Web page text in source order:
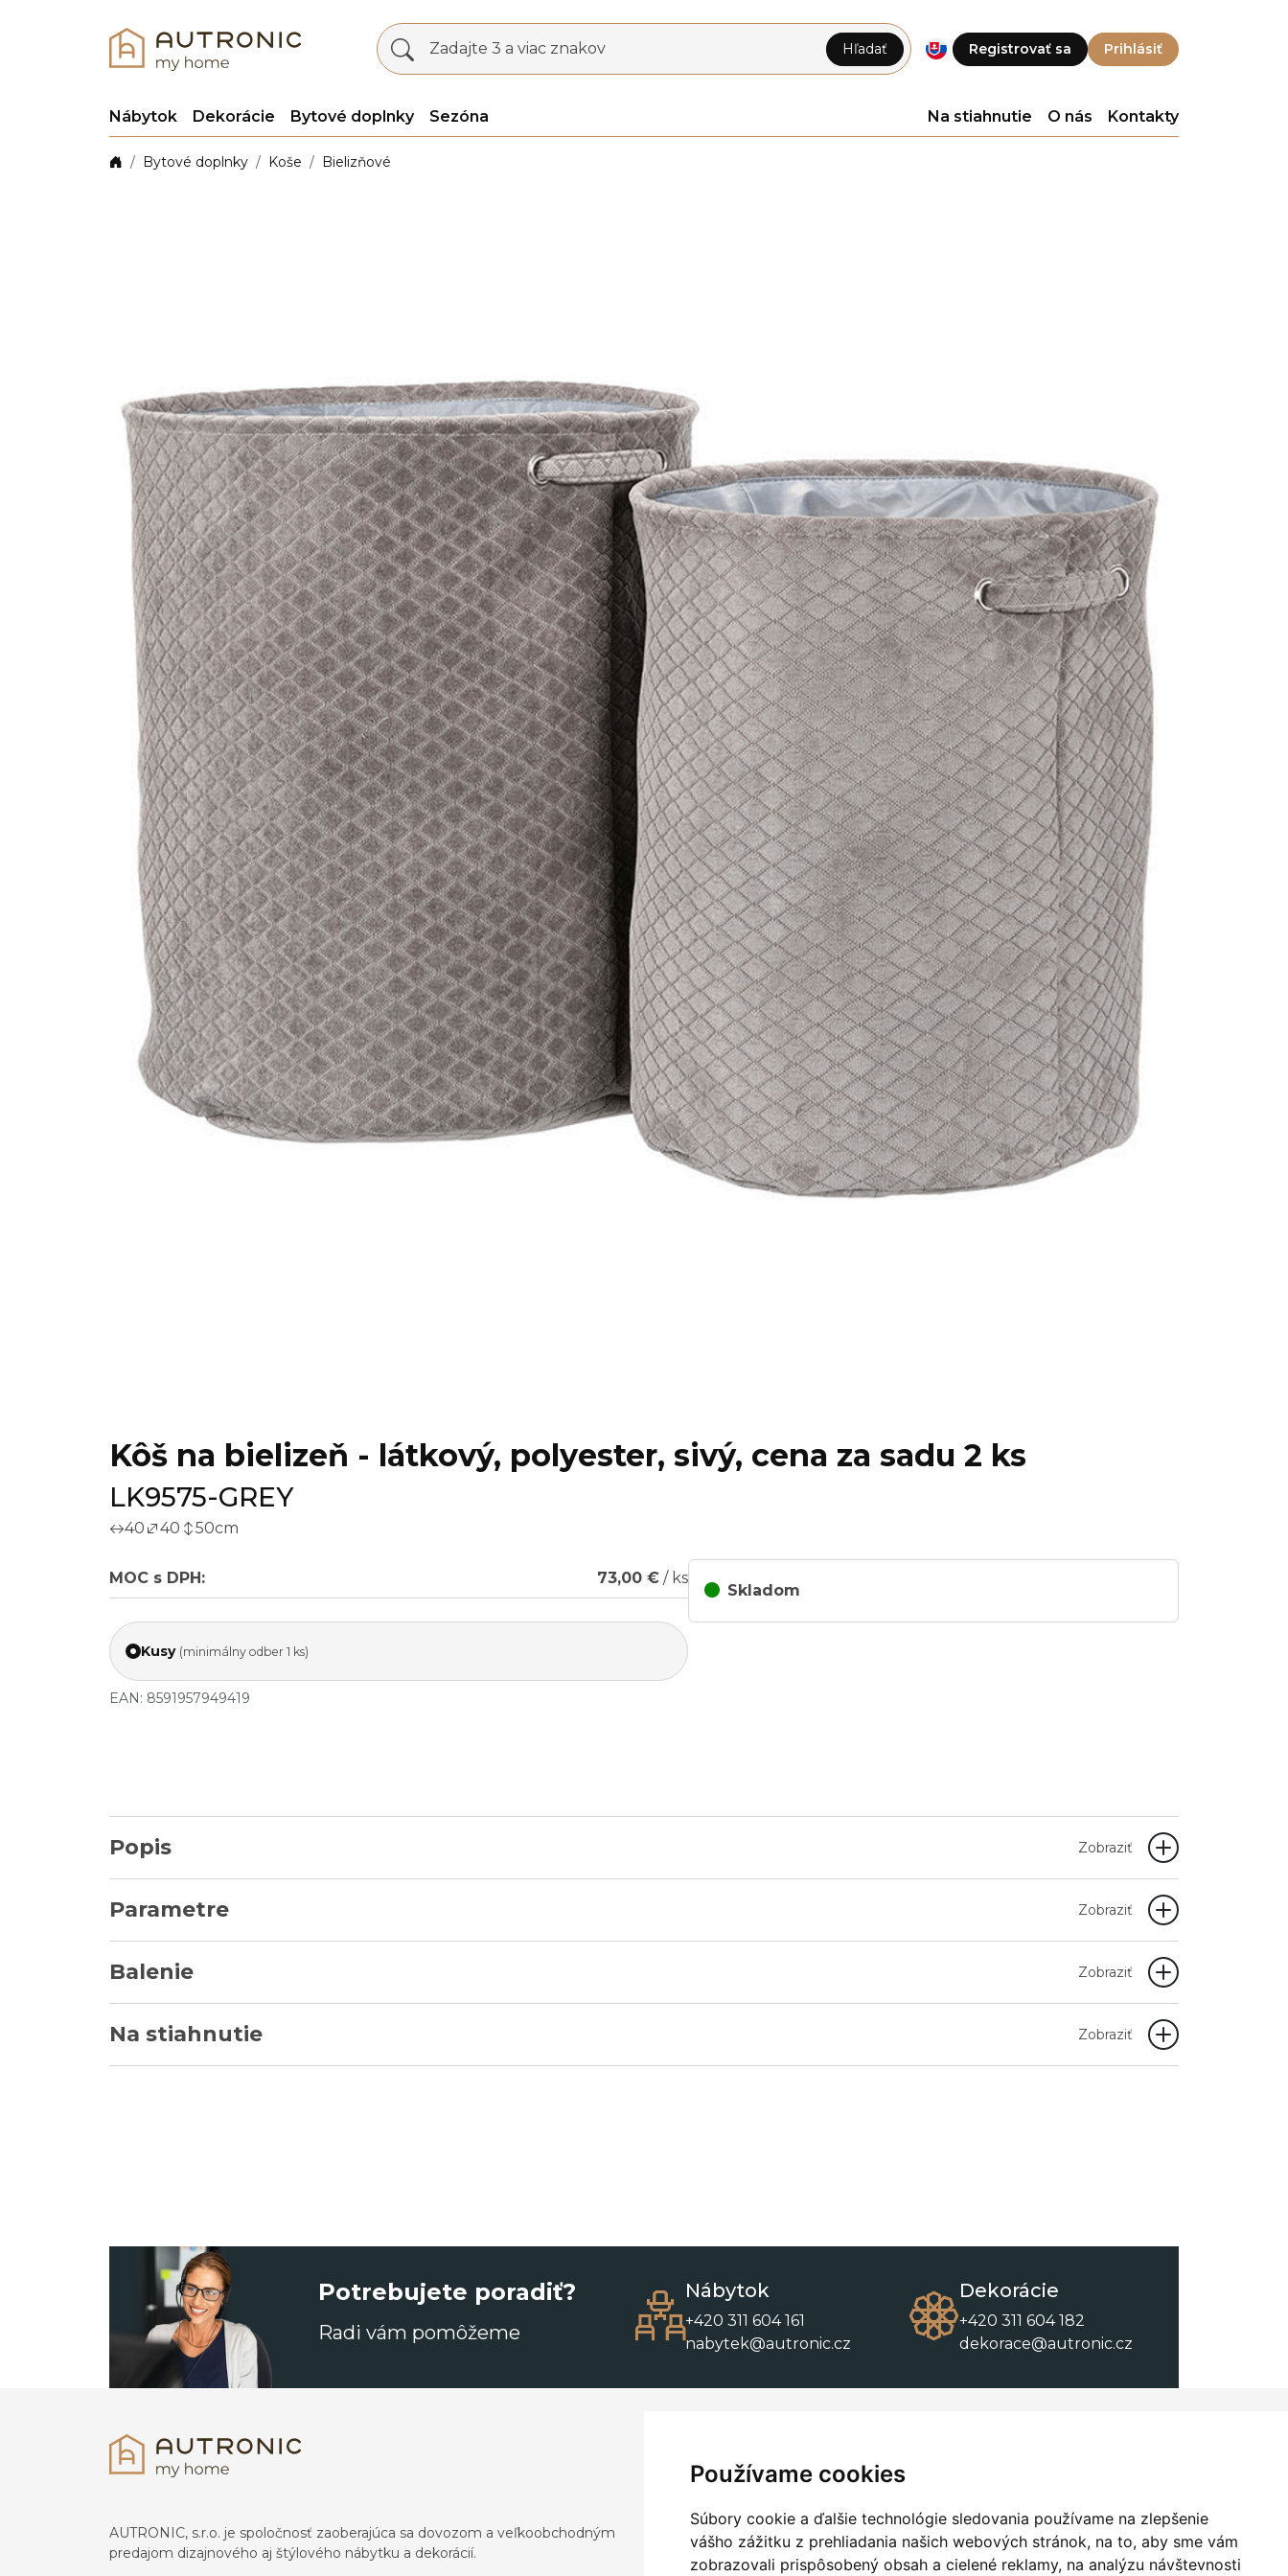
Používame cookies
Súbory cookie a ďalšie technológie sledovania používame na zlepšenie
vášho zážitku z prehliadania našich webových stránok, na to, aby sme vám
zobrazovali prispôsobený obsah a cielené reklamy, na analýzu návštevnosti
Registrovať sa Prihlásiť
Zadajte 3 a viac znakov Hľadať
Nábytok Dekorácie Bytové doplnky Sezóna Na stiahnutie O nás Kontakty
Bytové doplnky Koše Bielizňové
Kôš na bielizeň - látkový, polyester, sivý, cena za sadu 2 ks
LK9575-GREY
40 40 50cm
MOC s DPH: 73,00 € / ks
Kusy (minimálny odber 1 ks)
EAN: 8591957949419
Skladom
Popis Zobraziť
Parametre Zobraziť
Balenie Zobraziť
Na stiahnutie Zobraziť
Potrebujete poradiť?
Radi vám pomôžeme
Nábytok
+420 311 604 161
nabytek@autronic.cz
Dekorácie
+420 311 604 182
dekorace@autronic.cz
AUTRONIC, s.r.o. je spoločnosť zaoberajúca sa dovozom a veľkoobchodným
predajom dizajnového aj štýlového nábytku a dekorácií.
Kontakty